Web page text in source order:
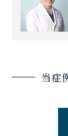
当症